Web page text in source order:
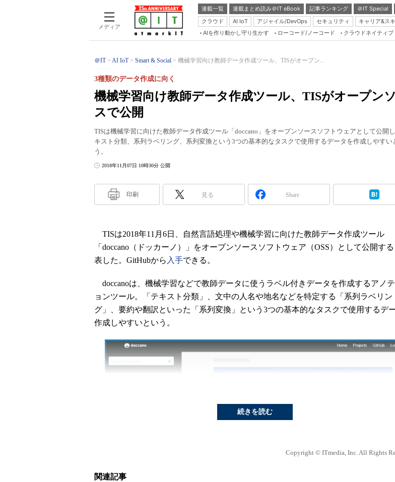
メディア
連載一覧 連載まとめ読み＠IT eBook 記事ランキング ＠IT Special
クラウド
AI IoT アジャイル/DevOps セキュリティ キャリア&ス
AIを作り動かし守り生かす ローコード/ノーコード クラウドネイティブ
＠IT AI IoT Smart & Social 機械学習向け教師データ作成ツール、TISがオープン...
機械学習向け教師データ作成ツール、TISがオープン
スで公開
3種類のデータ作成に向く
TISは機械学習に向けた教師データ作成ツール「doccano」をオープンソースソフトウェアとして公開
キスト分類、系列ラベリング、系列変換という3つの基本的なタスクで使用するデータを作成しやすい
う。
2018年11月07日 10時30分 公開
印刷 見る Share
TISは2018年11月6日、自然言語処理や機械学習に向けた教師データ作成ツール
「doccano（ドッカーノ）」をオープンソースソフトウェア（OSS）として公開す
表した。GitHubから 入手できる。
doccanoは、機械学習などで教師データに使うラベル付きデータを作成するアノ
ョンツール。「テキスト分類」、文中の人名や地名などを特定する「系列ラベリン
グ」、要約や翻訳といった「系列変換」という3つの基本的なタスクで使用するデ
作成しやすいという。
続きを読む
Copyright © ITmedia, Inc. All Rights
関連記事